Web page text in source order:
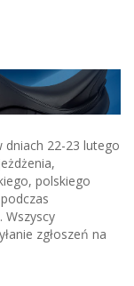
dniach 22-23 lutego
polskiego
Wszyscy
zgłoszeń na